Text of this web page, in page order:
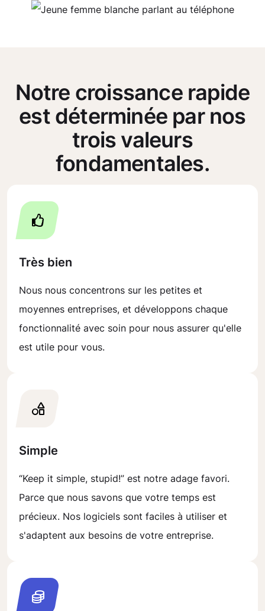
Notre croissance rapide
est déterminée par nos
trois valeurs
fondamentales.
Très bien
Nous nous concentrons sur les petites et
moyennes entreprises, et développons chaque
fonctionnalité avec soin pour nous assurer qu'elle
est utile pour vous.
Simple
“Keep it simple, stupid!” est notre adage favori.
Parce que nous savons que votre temps est
précieux. Nos logiciels sont faciles à utiliser et
s'adaptent aux besoins de votre entreprise.